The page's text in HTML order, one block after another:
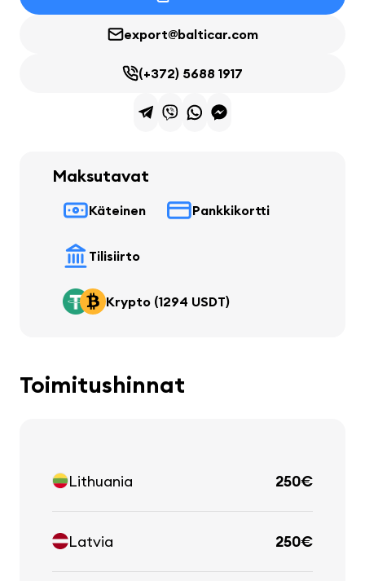
export@balticar.com
(+372) 5688 1917
Maksutavat
Käteinen Pankkikortti
Tilisiirto
Krypto (1294 USDT)
Toimitushinnat
Lithuania 250€
Latvia 250€